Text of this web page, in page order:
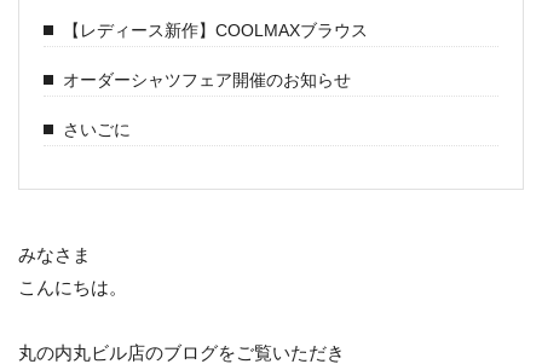
【レディース新作】COOLMAXブラウス
オーダーシャツフェア開催のお知らせ
さいごに
みなさま
こんにちは。
丸の内丸ビル店のブログをご覧いただき